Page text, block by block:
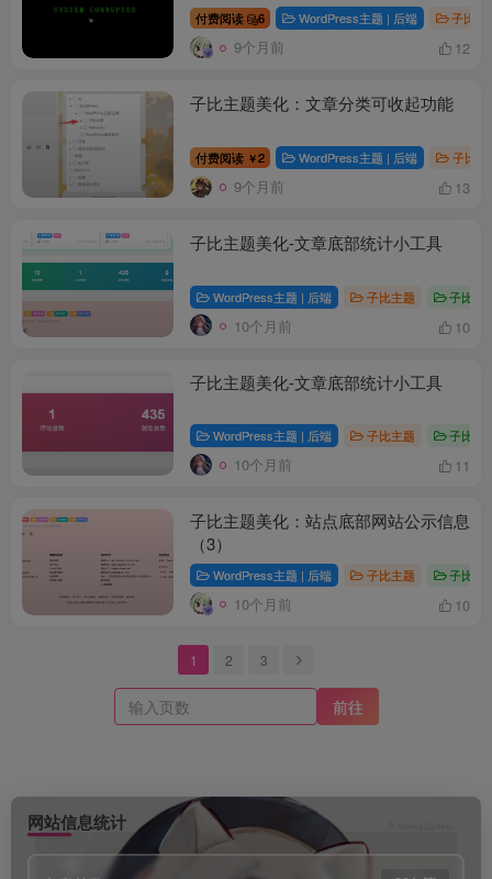
付费阅读 6 WordPress主题 | 后端 子比主
9个月前 12
子比主题美化：文章分类可收起功能
付费阅读 ￥2 WordPress主题 | 后端 子比主
9个月前 13
子比主题美化-文章底部统计小工具
WordPress主题 | 后端 子比主题 子比主
10个月前 10
子比主题美化-文章底部统计小工具
WordPress主题 | 后端 子比主题 子比主
10个月前 11
子比主题美化：站点底部网站公示信息
（3）
WordPress主题 | 后端 子比主题 子比主
10个月前 10
1 2 3
前往
网站信息统计